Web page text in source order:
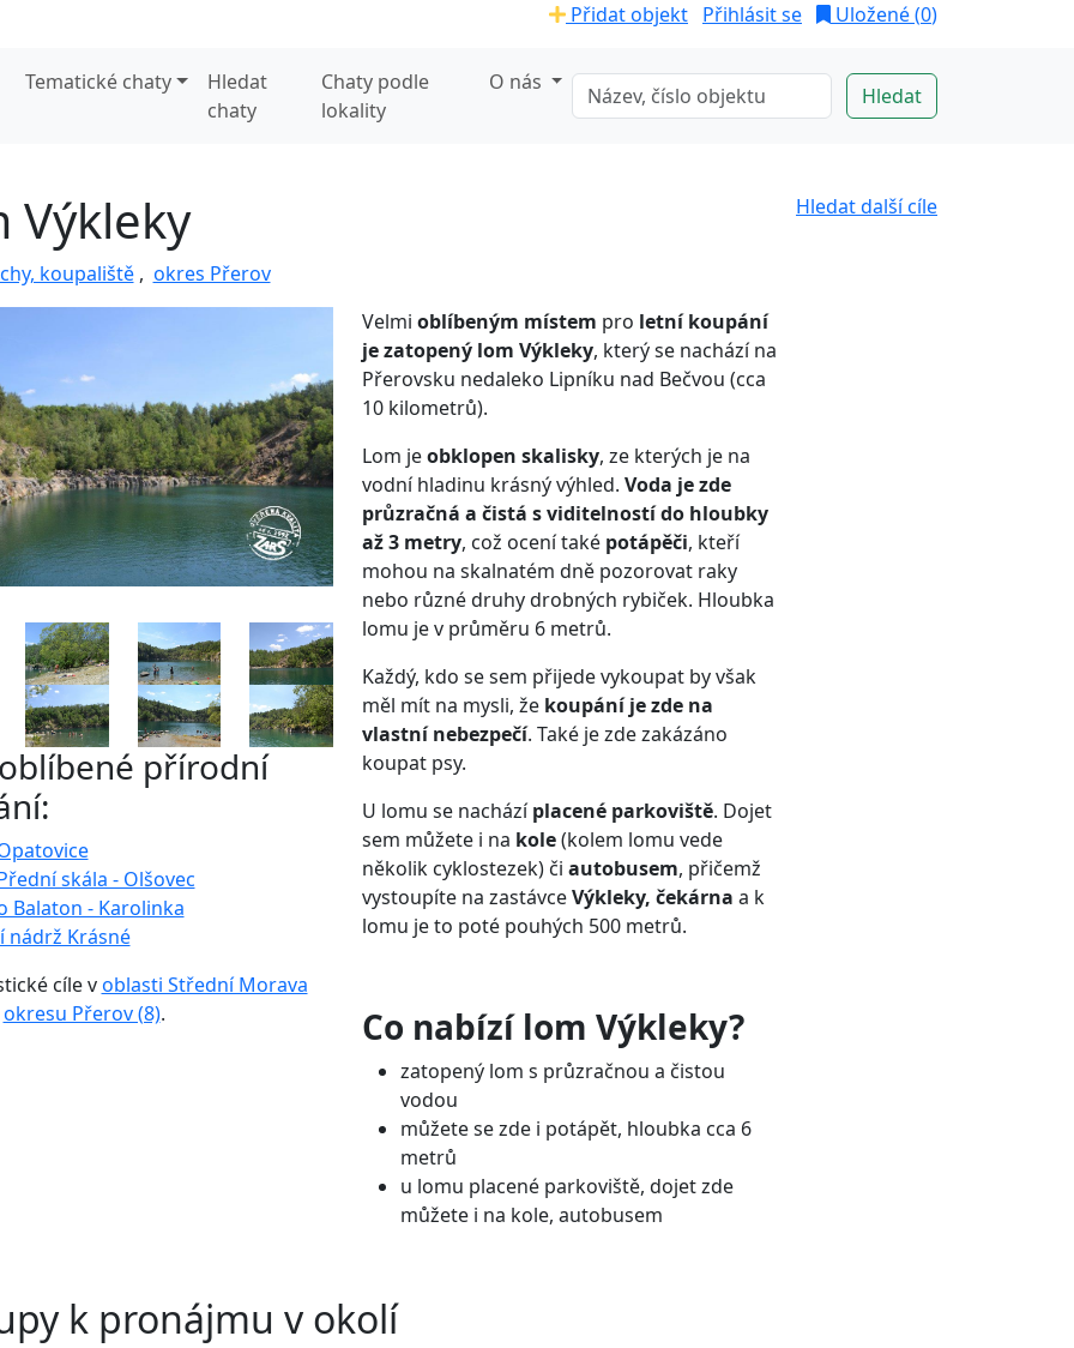
Přidat objekt Přihlásit se Uložené (0)
Tematické chaty
Hledat
chaty
Chaty podle
lokality
O nás
Hledat další cíle
Výkleky
koupaliště, okres Přerov
přírodní
skála - Olšovec
Balaton - Karolinka
nádrž Krásné
cíle voblasti Střední Morava
okresu Přerov (8).
Velmi oblíbeným místem pro letní koupání
je zatopený lom Výkleky, který se nachází na
Přerovsku nedaleko Lipníku nad Bečvou (cca
10 kilometrů).
Lom jeobklopen skalisky, ze kterých je na
vodní hladinu krásný výhled. Voda je zde
průzračná a čistá s viditelností do hloubky
až 3 metry, což ocení také potápěči, kteří
mohou na skalnatém dně pozorovat raky
nebo různé druhy drobných rybiček. Hloubka
lomu je v průměru 6 metrů.
Každý, kdo se sem přijede vykoupat by však
měl mít na mysli, že koupání je zde na
vlastní nebezpečí. Také je zde zakázáno
koupat psy.
U lomu se nacházíplacené parkoviště. Dojet
sem můžete i na kole(kolem lomu vede
několik cyklostezek) či autobusem, přičemž
vystoupíte na zastávceVýkleky, čekárna a k
lomu je to poté pouhých 500 metrů.
Co nabízí lom Výkleky?
zatopený lom s průzračnou a čistou
vodou
můžete se zde i potápět, hloubka cca 6
metrů
u lomu placené parkoviště, dojet zde
můžete i na kole, autobusem
k pronájmu v okolí